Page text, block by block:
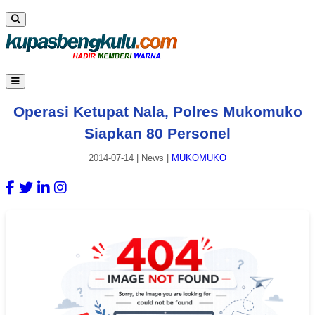
Operasi Ketupat Nala, Polres Mukomuko
Siapkan 80 Personel
2014-07-14 News MUKOMUKO